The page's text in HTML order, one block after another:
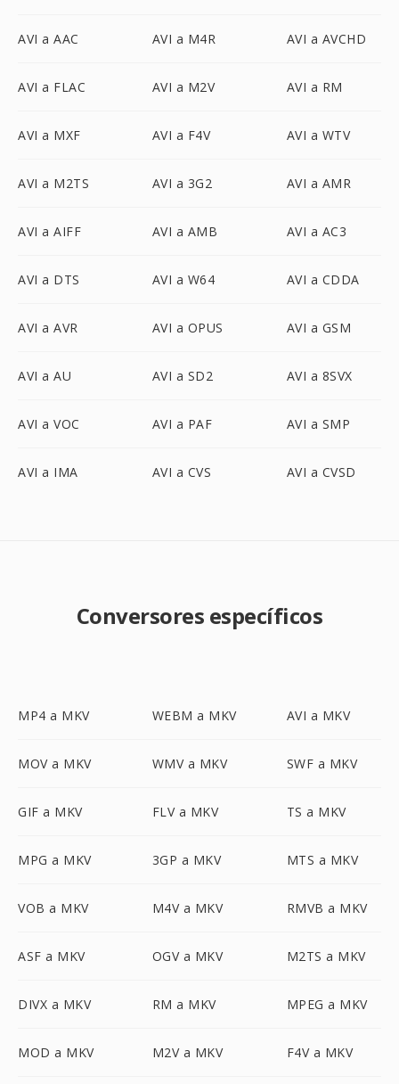
AVI a AAC AVI a M4R AVI a AVCHD
AVI a FLAC AVI a M2V AVI a RM
AVI a MXF AVI a F4V AVI a WTV
AVI a M2TS AVI a 3G2 AVI a AMR
AVI a AIFF AVI a AMB AVI a AC3
AVI a DTS AVI a W64 AVI a CDDA
AVI a AVR AVI a OPUS AVI a GSM
AVI a AU AVI a SD2 AVI a 8SVX
AVI a VOC AVI a PAF AVI a SMP
AVI a IMA AVI a CVS AVI a CVSD
Conversores específicos
MP4 a MKV WEBM a MKV AVI a MKV
MOV a MKV WMV a MKV SWF a MKV
GIF a MKV FLV a MKV TS a MKV
MPG a MKV 3GP a MKV MTS a MKV
VOB a MKV M4V a MKV RMVB a MKV
ASF a MKV OGV a MKV M2TS a MKV
DIVX a MKV RM a MKV MPEG a MKV
MOD a MKV M2V a MKV F4V a MKV